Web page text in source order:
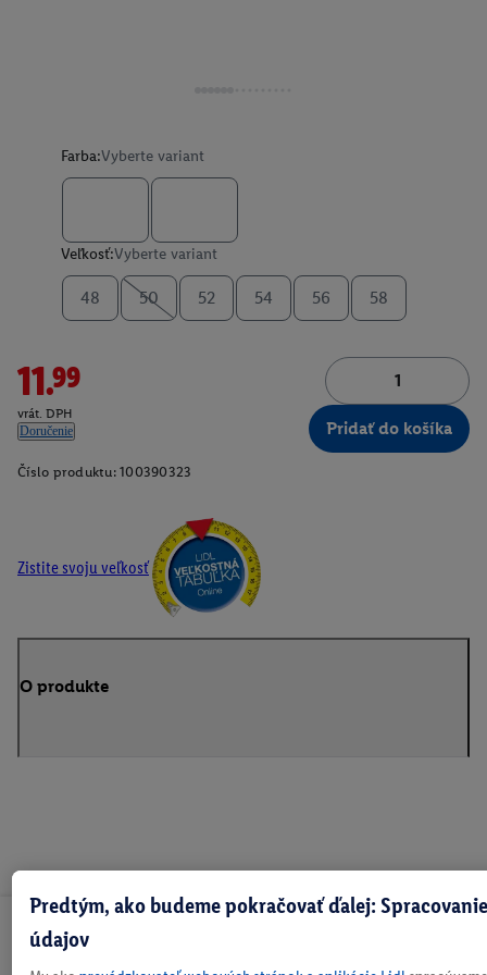
Farba:Vyberte variant
Veľkosť:Vyberte variant
48 50 52 54 56 58
11.99
vrát. DPH
Doručenie
Pridať do košíka
Číslo produktu: 100390323
Zistite svoju veľkosť
O produkte
Predtým, ako budeme pokračovať ďalej:
údajov